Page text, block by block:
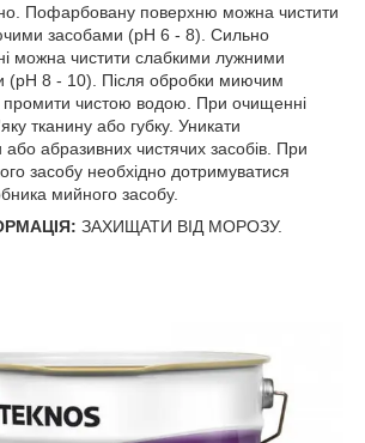
Пофарбовану поверхню можна чистити
засобами (pH 6 - 8). Сильно
можна чистити слабкими лужними
8 - 10). Після обробки миючим
чистою водою. При очищенні
тканину або губку. Уникати
або абразивних чистячих засобів. При
засобу необхідно дотримуватися
мийного засобу.
ЗАХИЩАТИ ВІД МОРОЗУ.